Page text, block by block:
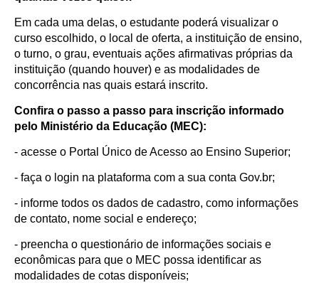
Em cada uma delas, o estudante poderá visualizar o
curso escolhido, o local de oferta, a instituição de ensino,
o turno, o grau, eventuais ações afirmativas próprias da
instituição (quando houver) e as modalidades de
concorrência nas quais estará inscrito.
Confira o passo a passo para inscrição informado
pelo Ministério da Educação (MEC):
- acesse o Portal Único de Acesso ao Ensino Superior;
- faça o login na plataforma com a sua conta Gov.br;
- informe todos os dados de cadastro, como informações
de contato, nome social e endereço;
- preencha o questionário de informações sociais e
econômicas para que o MEC possa identificar as
modalidades de cotas disponíveis;